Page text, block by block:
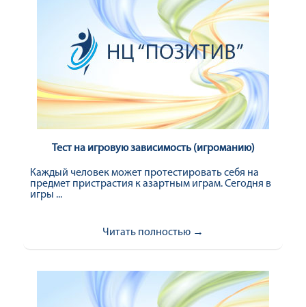
Тест на игровую зависимость (игроманию)
Каждый человек может протестировать себя на
предмет пристрастия к азартным играм. Сегодня в
игры ...
Читать полностью →